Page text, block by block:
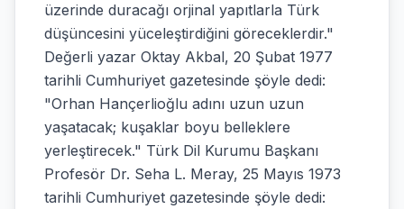
üzerinde duracağı orjinal yapıtlarla Türk
düşüncesini yüceleştirdiğini göreceklerdir."
Değerli yazar Oktay Akbal, 20 Şubat 1977
tarihli Cumhuriyet gazetesinde şöyle dedi:
"Orhan Hançerlioğlu adını uzun uzun
yaşatacak; kuşaklar boyu belleklere
yerleştirecek." Türk Dil Kurumu Başkanı
Profesör Dr. Seha L. Meray, 25 Mayıs 1973
tarihli Cumhuriyet gazetesinde şöyle dedi: